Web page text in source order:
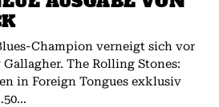
Champion verneigt sich vor
Rolling Stones:
in Foreign Tongues exklusiv